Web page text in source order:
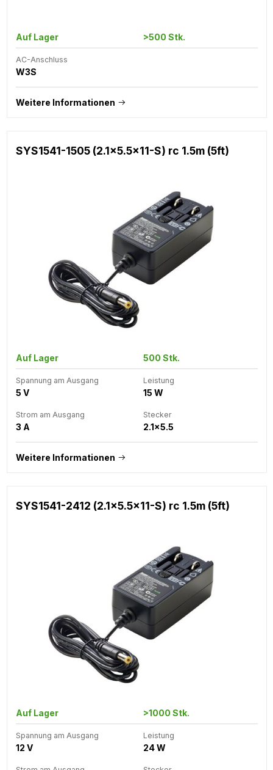
Auf Lager >500 Stk.
AC-Anschluss
W3S
Weitere Informationen
SYS1541-1505 (2.1x5.5x11-S) rc 1.5m (5ft)
Auf Lager 500 Stk.
Spannung am Ausgang
5 V
Leistung
15 W
Strom am Ausgang
3 A
Stecker
2.1x5.5
Weitere Informationen
SYS1541-2412 (2.1x5.5x11-S) rc 1.5m (5ft)
Auf Lager >1000 Stk.
Spannung am Ausgang
12 V
Leistung
24 W